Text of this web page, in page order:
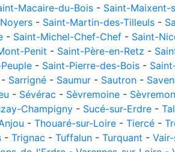
Macaire-du-Bois - Saint-Maixent-
- Saint-Martin-des-Tilleuls -
- Saint-Michel-Chef-Chef - Saint-
Penit - Saint-Père-en-Retz -
- Saint-Pierre-des-Bois -
- Sarrigné - Saumur - Sautron -
- Sévérac - Sèvremoine -
Champigny - Sucé-sur-Erdre -
- Thouaré-sur-Loire - Tiercé -
- Trignac - Tuffalun - Turquant -